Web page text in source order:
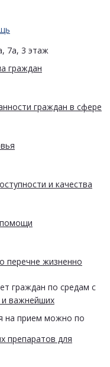
граждан
граждан в сфере
и качества
перечне жизненно
важнейших
препаратов для
7а, 3 этаж
граждан по средам с
на прием можно по